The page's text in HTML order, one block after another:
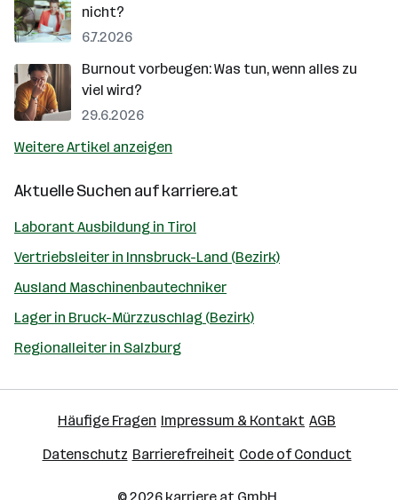
nicht?
6.7.2026
Burnout vorbeugen: Was tun, wenn alles zu
viel wird?
29.6.2026
Weitere Artikel anzeigen
Aktuelle Suchen aufkarriere.at
Laborant Ausbildung in Tirol
Vertriebsleiter in Innsbruck-Land (Bezirk)
Ausland Maschinenbautechniker
Lager in Bruck-Mürzzuschlag (Bezirk)
Regionalleiter in Salzburg
Häufige Fragen Impressum & Kontakt AGB
Datenschutz Barrierefreiheit Code of Conduct